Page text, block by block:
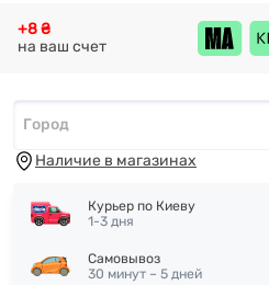
+8 ₴
на ваш счет
Город*
Город
Наличие в магазинах
Курьер по Киеву
1-3 дня
Самовывоз
30 минут – 5 дней